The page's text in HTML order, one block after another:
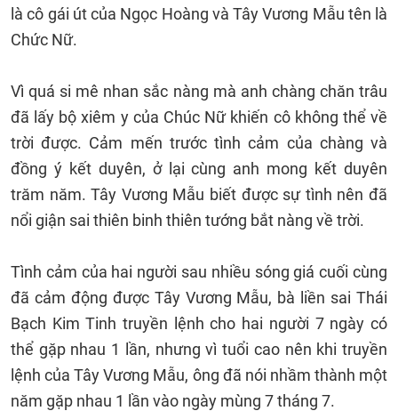
là cô gái út của Ngọc Hoàng và Tây Vương Mẫu tên là
Chức Nữ.
Vì quá si mê nhan sắc nàng mà anh chàng chăn trâu
đã lấy bộ xiêm y của Chúc Nữ khiến cô không thể về
trời được. Cảm mến trước tình cảm của chàng và
đồng ý kết duyên, ở lại cùng anh mong kết duyên
trăm năm. Tây Vương Mẫu biết được sự tình nên đã
nổi giận sai thiên binh thiên tướng bắt nàng về trời.
Tình cảm của hai người sau nhiều sóng giá cuối cùng
đã cảm động được Tây Vương Mẫu, bà liền sai Thái
Bạch Kim Tinh truyền lệnh cho hai người 7 ngày có
thể gặp nhau 1 lần, nhưng vì tuổi cao nên khi truyền
lệnh của Tây Vương Mẫu, ông đã nói nhầm thành một
năm gặp nhau 1 lần vào ngày mùng 7 tháng 7.